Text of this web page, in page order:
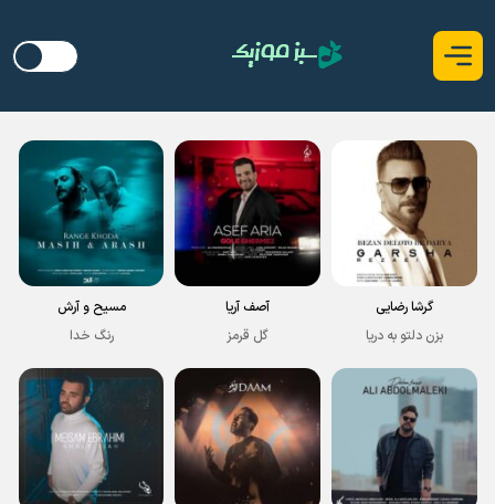
گرشا رضایی
بزن دلتو به دریا
آصف آریا
گل قرمز
مسیح و آرش
رنگ خدا